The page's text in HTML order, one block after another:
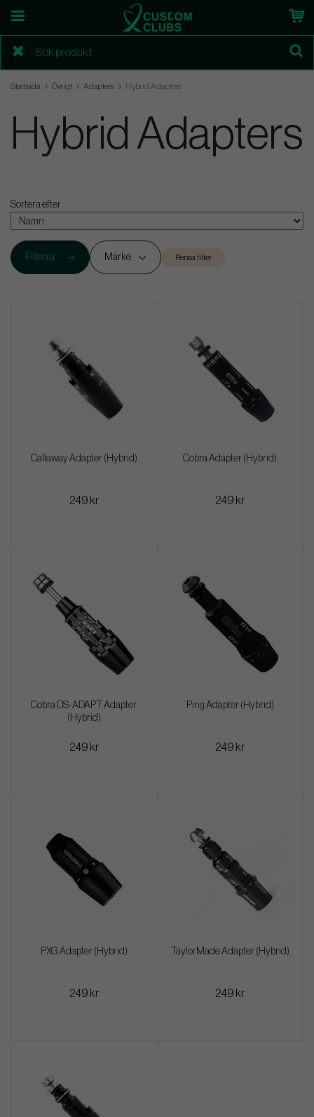
Startsida Övrigt Adapters Hybrid Adapters
Hybrid Adapters
Sortera efter
Filtrera Märke Rensa filter
Callaway Adapter (Hybrid)
249 kr
Cobra Adapter (Hybrid)
249 kr
Cobra DS-ADAPT Adapter
(Hybrid)
249 kr
Ping Adapter (Hybrid)
249 kr
PXG Adapter (Hybrid)
249 kr
TaylorMade Adapter (Hybrid)
249 kr